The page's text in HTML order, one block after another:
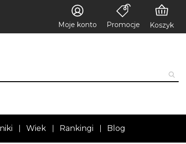
Moje konto Promocje Koszyk
Wiek Rankingi Blog